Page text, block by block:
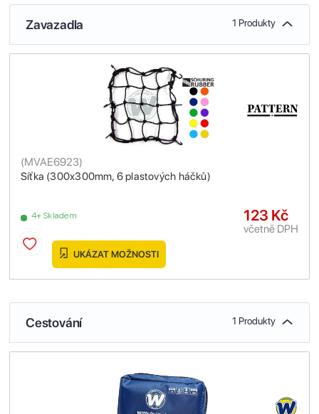
Zavazadla 1 Produkty
Síťka (300x300mm, 6 plastových háčků)
(MVAE6923)
4+ Skladem 123 Kč
včetně DPH
UKÁZAT MOŽNOSTI
Cestování 1 Produkty